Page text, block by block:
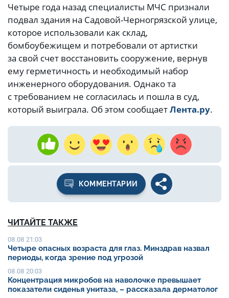
Четыре года назад специалисты МЧС признали
подвал здания на Садовой-Черногрязской улице,
которое использовали как склад,
бомбоубежищем и потребовали от артистки
за свой счет восстановить сооружение, вернув
ему герметичность и необходимый набор
инженерного оборудования. Однако та
с требованием не согласилась и пошла в суд,
который выиграла. Об этом сообщаетЛента.ру.
КОММЕНТАРИИ
ЧИТАЙТЕ ТАКЖЕ
08.08 21:03
Четыре опасных возраста для глаз. Минздрав назвал
периоды, когда зрение под угрозой
08.08 20:03
Концентрация микробов на наволочке превышает
показатели сиденья унитаза, – рассказала дерматолог